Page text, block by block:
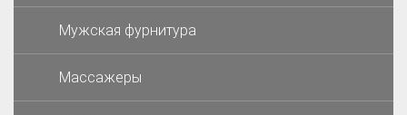
Мужская фурнитура
Массажеры